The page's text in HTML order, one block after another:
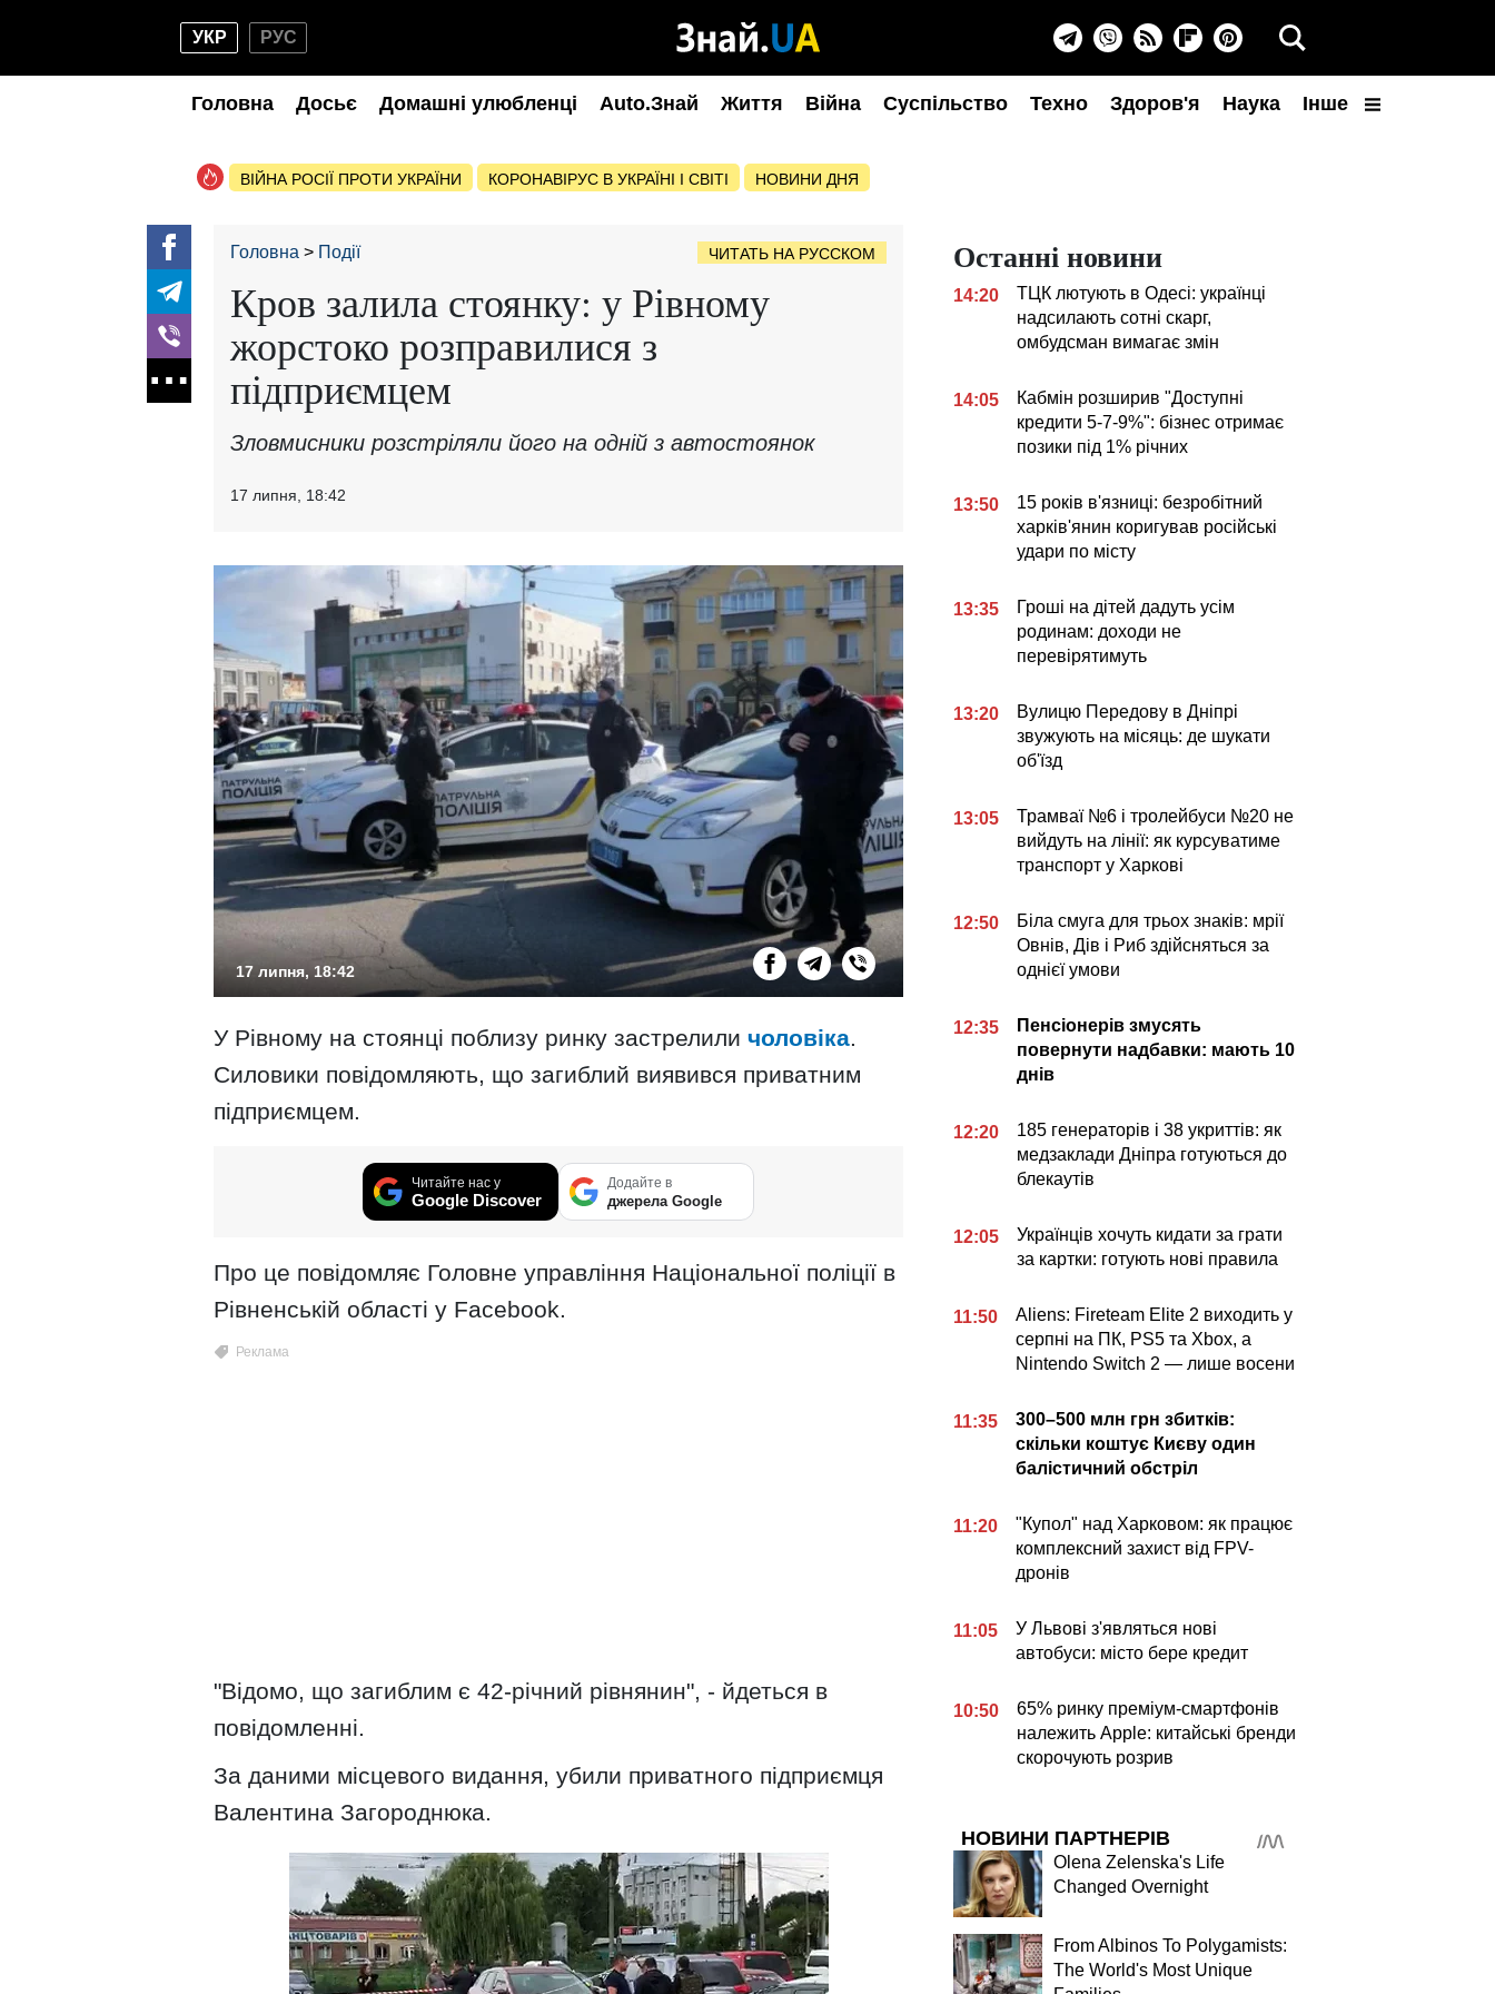
УКР РУС
Головна Досьє Домашні улюбленці Auto.Знай Життя Війна Суспільство Техно Здоров'я Наука Інше
ВІЙНА РОСІЇ ПРОТИ УКРАЇНИ КОРОНАВІРУС В УКРАЇНІ І СВІТІ НОВИНИ ДНЯ
Головна Події ЧИТАТЬ НА РУССКОМ
Кров залила стоянку: у Рівному
жорстоко розправилися з
підприємцем
Зловмисники розстріляли його на одній з автостоянок
17 липня, 18:42
17 липня, 18:42
У Рівному на стоянці поблизу ринку застрелили чоловіка.
Силовики повідомляють, що загиблий виявився приватним
підприємцем.
Читайте нас у
Google Discover
Додайте в
джерела Google
Про це повідомляє Головне управління Національної поліції в
Рівненській області у Facebook.
"Відомо, що загиблим є 42-річний рівнянин", - йдеться в
повідомленні.
За даними місцевого видання, убили приватного підприємця
Валентина Загороднюка.
Останні новини
14:20
ТЦК лютують в Одесі: українці
надсилають сотні скарг,
омбудсман вимагає змін
14:05
Кабмін розширив "Доступні
кредити 5-7-9%": бізнес отримає
позики під 1% річних
13:50
15 років в'язниці: безробітний
харків'янин коригував російські
удари по місту
13:35
Гроші на дітей дадуть усім
родинам: доходи не
перевірятимуть
13:20
Вулицю Передову в Дніпрі
звужують на місяць: де шукати
об'їзд
13:05
Трамваї №6 і тролейбуси №20 не
вийдуть на лінії: як курсуватиме
транспорт у Харкові
12:50
Біла смуга для трьох знаків: мрії
Овнів, Дів і Риб здійсняться за
однієї умови
12:35
Пенсіонерів змусять
повернути надбавки: мають 10
днів
12:20
185 генераторів і 38 укриттів: як
медзаклади Дніпра готуються до
блекаутів
12:05
Українців хочуть кидати за грати
за картки: готують нові правила
11:50
Aliens: Fireteam Elite 2 виходить у
серпні на ПК, PS5 та Xbox, а
Nintendo Switch 2 — лише восени
11:35
300–500 млн грн збитків:
скільки коштує Києву один
балістичний обстріл
11:20
"Купол" над Харковом: як працює
комплексний захист від FPV-
дронів
11:05
У Львові з'являться нові
автобуси: місто бере кредит
10:50
65% ринку преміум-смартфонів
належить Apple: китайські бренди
скорочують розрив
НОВИНИ ПАРТНЕРІВ
Olena Zelenska's Life
Changed Overnight
From Albinos To Polygamists:
The World's Most Unique